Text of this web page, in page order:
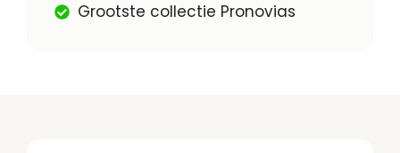
Grootste collectie Pronovias